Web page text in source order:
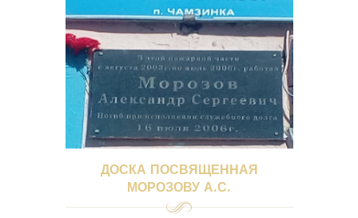
ДОСКА ПОСВЯЩЕННАЯ
МОРОЗОВУ А.С.